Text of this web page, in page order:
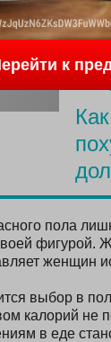
пола
фигурой.
женщин
выбор в
калорий не
в еде
к